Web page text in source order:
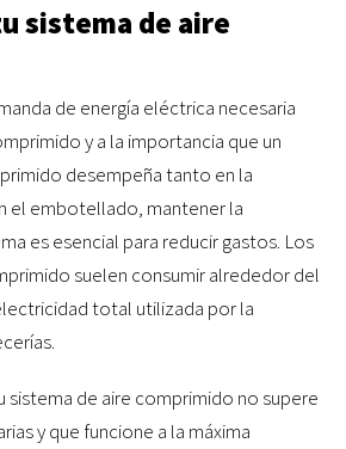
sistema de aire
de energía eléctrica necesaria
y a la importancia que un
desempeña tanto en la
el embotellado, mantener la
es esencial para reducir gastos. Los
suelen consumir alrededor del
total utilizada por la
sistema de aire comprimido no supere
y que funcione a la máxima